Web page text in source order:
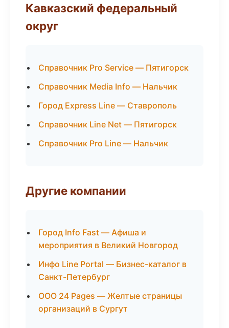
Кавказский федеральный
округ
Справочник Pro Service — Пятигорск
Справочник Media Info — Нальчик
Город Express Line — Ставрополь
Справочник Line Net — Пятигорск
Справочник Pro Line — Нальчик
Другие компании
Город Info Fast — Афиша и
мероприятия в Великий Новгород
Инфо Line Portal — Бизнес-каталог в
Санкт-Петербург
ООО 24 Pages — Желтые страницы
организаций в Сургут